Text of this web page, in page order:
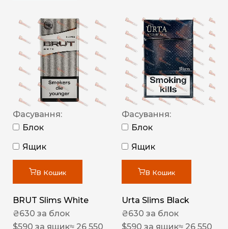
Фасування:
Блок
Ящик
В Кошик
BRUT Slims White
₴630 за блок
$590 за ящик≈ 26 550
Фасування:
Блок
Ящик
В Кошик
Urta Slims Black
₴630 за блок
$590 за ящик≈ 26 550